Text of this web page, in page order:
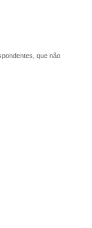
que não